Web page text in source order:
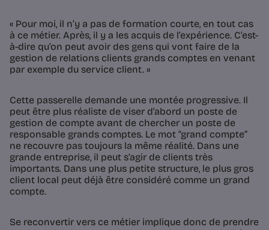
« Pour moi, il n’y a pas de formation courte, en tout cas
à ce métier. Après, il y a les acquis de l’expérience. C’est-
à-dire qu’on peut avoir des gens qui vont faire de la
gestion de relations clients grands comptes en venant
par exemple du service client. »
Cette passerelle demande une montée progressive. Il
peut être plus réaliste de viser d’abord un poste de
gestion de compte avant de chercher un poste de
responsable grands comptes. Le mot “grand compte”
ne recouvre pas toujours la même réalité. Dans une
grande entreprise, il peut s’agir de clients très
importants. Dans une plus petite structure, le plus gros
client local peut déjà être considéré comme un grand
compte.
Se reconvertir vers ce métier implique donc de prendre